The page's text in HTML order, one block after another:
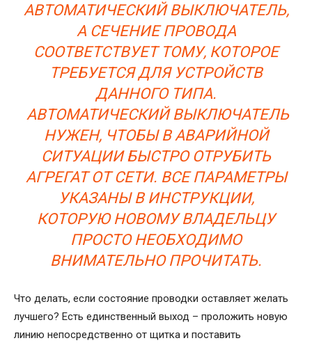
АВТОМАТИЧЕСКИЙ ВЫКЛЮЧАТЕЛЬ,
А СЕЧЕНИЕ ПРОВОДА
СООТВЕТСТВУЕТ ТОМУ, КОТОРОЕ
ТРЕБУЕТСЯ ДЛЯ УСТРОЙСТВ
ДАННОГО ТИПА.
АВТОМАТИЧЕСКИЙ ВЫКЛЮЧАТЕЛЬ
НУЖЕН, ЧТОБЫ В АВАРИЙНОЙ
СИТУАЦИИ БЫСТРО ОТРУБИТЬ
АГРЕГАТ ОТ СЕТИ. ВСЕ ПАРАМЕТРЫ
УКАЗАНЫ В ИНСТРУКЦИИ,
КОТОРУЮ НОВОМУ ВЛАДЕЛЬЦУ
ПРОСТО НЕОБХОДИМО
ВНИМАТЕЛЬНО ПРОЧИТАТЬ.
Что делать, если состояние проводки оставляет желать
лучшего? Есть единственный выход – проложить новую
линию непосредственно от щитка и поставить